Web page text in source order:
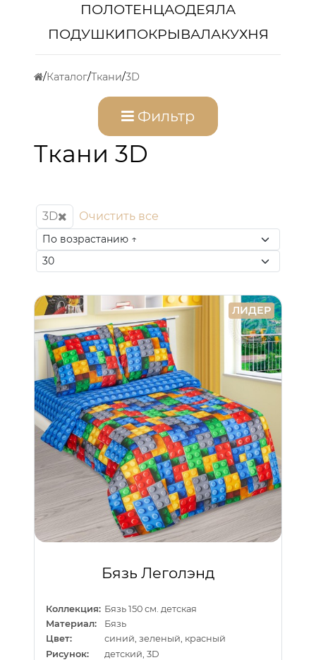
ПОЛОТЕНЦАОДЕЯЛА
ПОДУШКИПОКРЫВАЛАКУХНЯ
Каталог Ткани 3D
Фильтр
Ткани 3D
3D Очистить все
ЛИДЕР
Бязь Леголэнд
Коллекция: Бязь 150 см. детская
Материал:
Бязь
Цвет:
синий, зеленый, красный
Рисунок:
детский, 3D